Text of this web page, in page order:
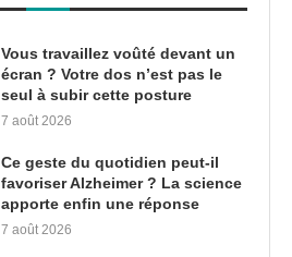
Vous travaillez voûté devant un
écran ? Votre dos n’est pas le
seul à subir cette posture
7 août 2026
Ce geste du quotidien peut-il
favoriser Alzheimer ? La science
apporte enfin une réponse
7 août 2026